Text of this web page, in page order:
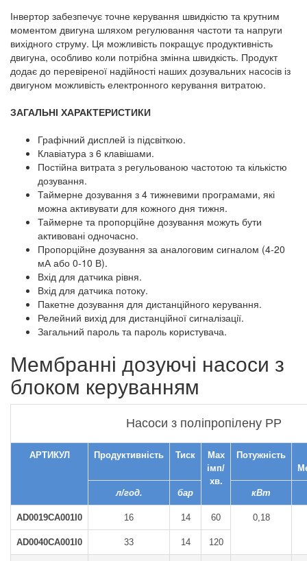
Інвертор забезпечує точне керування швидкістю та крутним
моментом двигуна шляхом регулювання частоти та напруги
вихідного струму. Ця можливість покращує продуктивність
двигуна, особливо коли потрібна змінна швидкість. Продукт
додає до перевіреної надійності наших дозувальних насосів із
двигуном можливість електронного керування витратою.
ЗАГАЛЬНІ ХАРАКТЕРИСТИКИ
Графічний дисплей із підсвіткою.
Клавіатура з 6 клавішами.
Постійна витрата з регульованою частотою та кількістю
дозування.
Таймерне дозування з 4 тижневими програмами, які
можна активувати для кожного дня тижня.
Таймерне та пропорційне дозування можуть бути
активовані одночасно.
Пропорційне дозування за аналоговим сигналом (4-20
мА або 0-10 В).
Вхід для датчика рівня.
Вхід для датчика потоку.
Пакетне дозування для дистанційного керування.
Релейний вихід для дистанційної сигналізації.
Загальний пароль та пароль користувача.
Мембранні дозуючі насоси з
блоком керуванням
Насоси з поліпропілену РР
АРТИКУЛ Продуктивність Тиск
Max
імп/
хв.
Потужність
л/год. бар кВт
AD0019CA001I0 16 14 60 0,18
AD0040CA001I0 33 14 120